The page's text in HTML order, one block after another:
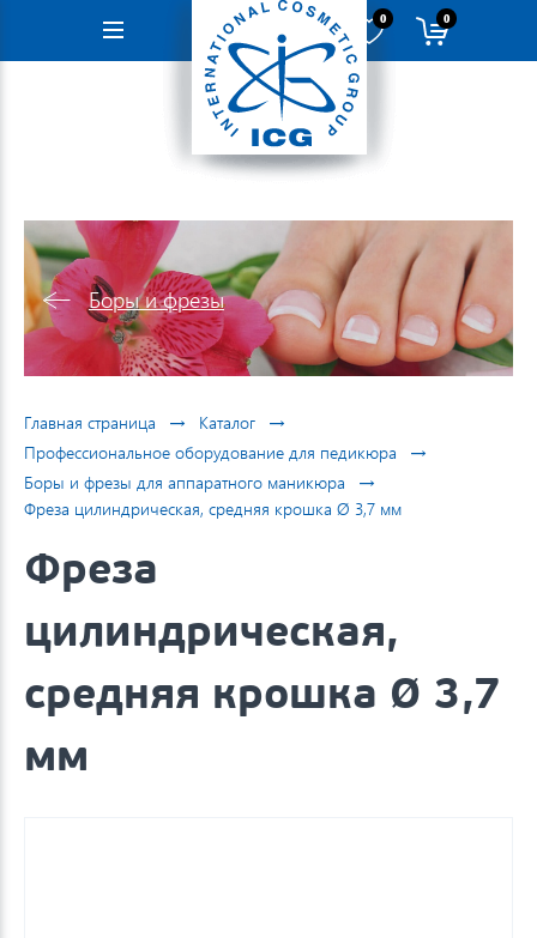
Навигация
0 0
Боры и фрезы
Главная страница → Каталог →
Профессиональное оборудование для педикюра →
Боры и фрезы для аппаратного маникюра →
Фреза цилиндрическая, средняя крошка Ø 3,7 мм
Фреза
цилиндрическая,
средняя крошка Ø 3,7
мм